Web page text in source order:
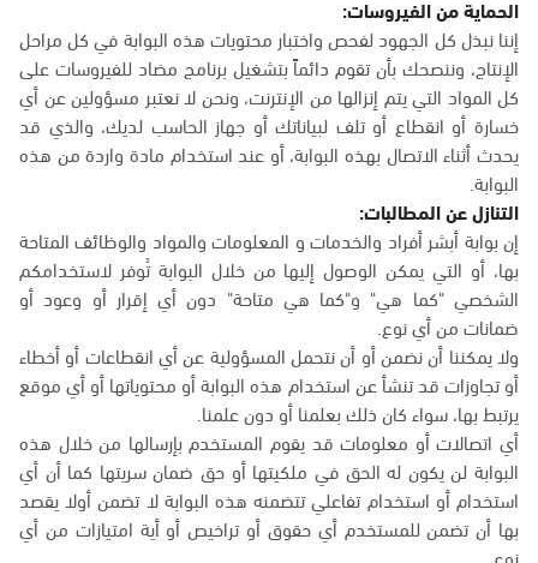
الحماية من الفيروسات:
إننا نبذل كل الجهود لفحص واختبار محتويات هذه البوابة في كل مراحل
الإنتاج، وننصحك بأن تقوم دائماً بتشغيل برنامج مضاد للفيروسات على
كل المواد التي يتم إنزالها من الإنترنت، ونحن لا نعتبر مسؤولين عن أي
خسارة أو انقطاع أو تلف لبياناتك أو جهاز الحاسب لديك، والذي قد
يحدث أثناء الاتصال بهذه البوابة، أو عند استخدام مادة واردة من هذه
البوابة.
التنازل عن المطالبات:
إن بوابة أبشر أفراد والخدمات و المعلومات والمواد والوظائف المتاحة
بها، أو التي يمكن الوصول إليها من خلال البوابة تُوفر لاستخدامكم
الشخصي "كما هي" و"كما هي متاحة" دون أي إقرار أو وعود أو
ضمانات من أي نوع.
ولا يمكننا أن نضمن أو أن نتحمل المسؤولية عن أي انقطاعات أو أخطاء
أو تجاوزات قد تنشأ عن استخدام هذه البوابة أو محتوياتها أو أي موقع
يرتبط بها، سواء كان ذلك بعلمنا أو دون علمنا.
أي اتصالات أو معلومات قد يقوم المستخدم بإرسالها من خلال هذه
البوابة لن يكون له الحق في ملكيتها أو حق ضمان سريتها كما أن أي
استخدام أو استخدام تفاعلي تتضمنه هذه البوابة لا تضمن أولا يقصد
بها أن تضمن للمستخدم أي حقوق أو تراخيص أو أية امتيازات من أي
نوع.